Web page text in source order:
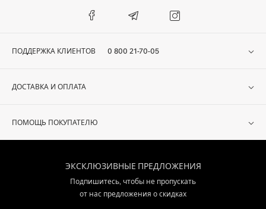
ПОДДЕРЖКА КЛИЕНТОВ 0 800 21-70-05
ДОСТАВКА И ОПЛАТА
ПОМОЩЬ ПОКУПАТЕЛЮ
ЭКСКЛЮЗИВНЫЕ ПРЕДЛОЖЕНИЯ
Подпишитесь, чтобы не пропускать
от нас предложения о скидках